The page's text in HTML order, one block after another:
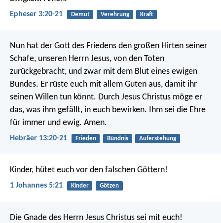
Epheser 3:20-21 Demut Verehrung Kraft
Nun hat der Gott des Friedens den großen Hirten seiner
Schafe, unseren Herrn Jesus, von den Toten
zurückgebracht, und zwar mit dem Blut eines ewigen
Bundes. Er rüste euch mit allem Guten aus, damit ihr
seinen Willen tun könnt. Durch Jesus Christus möge er
das, was ihm gefällt, in euch bewirken. Ihm sei die Ehre
für immer und ewig. Amen.
Hebräer 13:20-21 Frieden Bündnis Auferstehung
Kinder, hütet euch vor den falschen Göttern!
1 Johannes 5:21 Kinder Götzen
Die Gnade des Herrn Jesus Christus sei mit euch!